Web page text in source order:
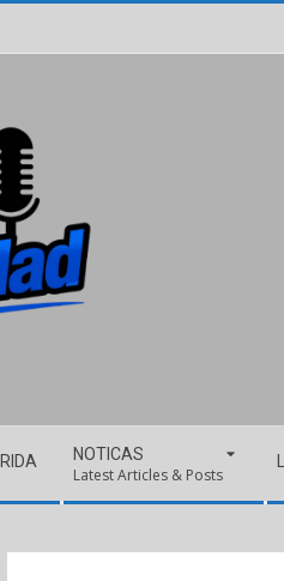
NOTICAS
Latest Articles & Posts